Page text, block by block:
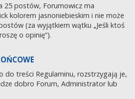
25 postów, Forumowicz ma
kolorem jasnoniebieskim i nie może
(za wyjątkiem wątku „Jeśli ktoś
o opinię”).
do treści Regulaminu, rozstrzygają je,
dobro Forum, Administrator lub